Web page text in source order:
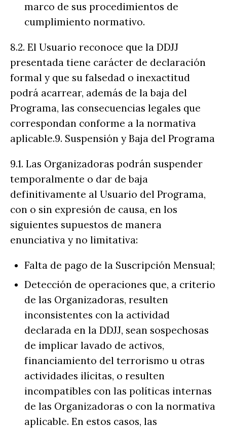
marco de sus procedimientos de
cumplimiento normativo.
8.2. El Usuario reconoce que la DDJJ
presentada tiene carácter de declaración
formal y que su falsedad o inexactitud
podrá acarrear, además de la baja del
Programa, las consecuencias legales que
correspondan conforme a la normativa
aplicable.9. Suspensión y Baja del Programa
9.1. Las Organizadoras podrán suspender
temporalmente o dar de baja
definitivamente al Usuario del Programa,
con o sin expresión de causa, en los
siguientes supuestos de manera
enunciativa y no limitativa:
Falta de pago de la Suscripción Mensual;
Detección de operaciones que, a criterio
de las Organizadoras, resulten
inconsistentes con la actividad
declarada en la DDJJ, sean sospechosas
de implicar lavado de activos,
financiamiento del terrorismo u otras
actividades ilícitas, o resulten
incompatibles con las políticas internas
de las Organizadoras o con la normativa
aplicable. En estos casos, las